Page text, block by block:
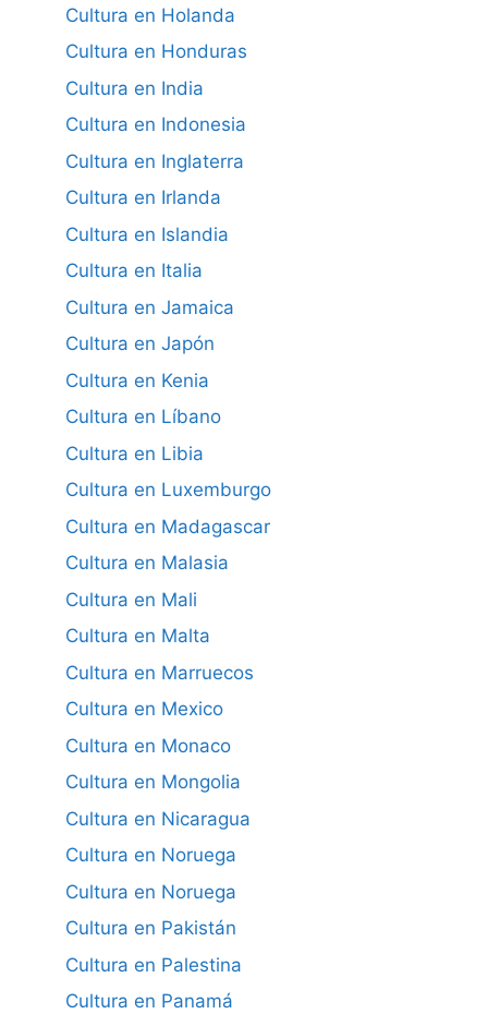
Cultura en Holanda
Cultura en Honduras
Cultura en India
Cultura en Indonesia
Cultura en Inglaterra
Cultura en Irlanda
Cultura en Islandia
Cultura en Italia
Cultura en Jamaica
Cultura en Japón
Cultura en Kenia
Cultura en Líbano
Cultura en Libia
Cultura en Luxemburgo
Cultura en Madagascar
Cultura en Malasia
Cultura en Mali
Cultura en Malta
Cultura en Marruecos
Cultura en Mexico
Cultura en Monaco
Cultura en Mongolia
Cultura en Nicaragua
Cultura en Noruega
Cultura en Noruega
Cultura en Pakistán
Cultura en Palestina
Cultura en Panamá